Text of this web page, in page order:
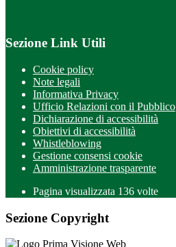
Sezione Link Utili
Cookie policy
Note legali
Informativa Privacy
Ufficio Relazioni con il Pubblico
Dichiarazione di accessibilità
Obiettivi di accessibilità
Whistleblowing
Gestione consensi cookie
Amministrazione trasparente
Pagina visualizzata 136 volte
Sezione Copyright